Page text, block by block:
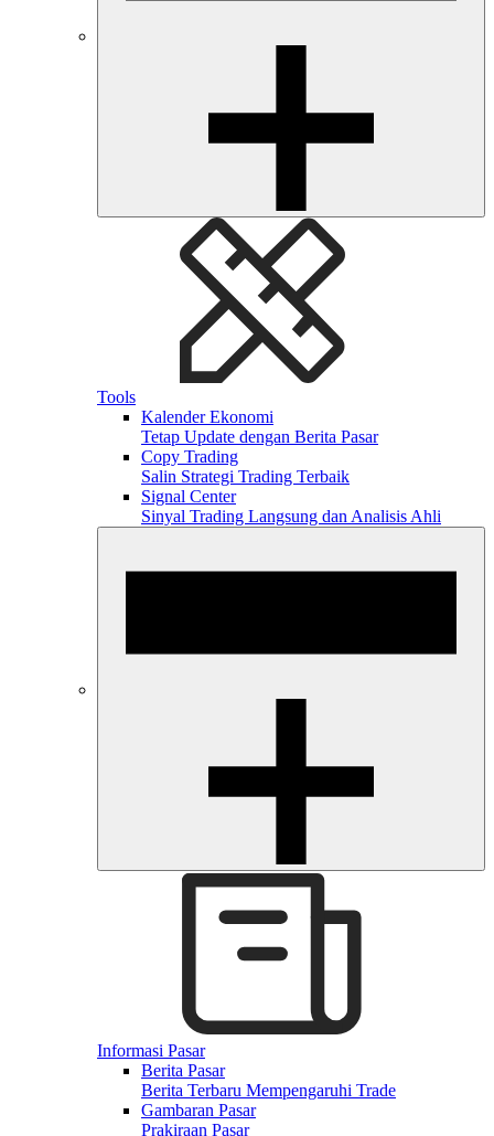
Tools
Kalender Ekonomi
Tetap Update dengan Berita Pasar
Copy Trading
Salin Strategi Trading Terbaik
Signal Center
Sinyal Trading Langsung dan Analisis Ahli
Informasi Pasar
Berita Pasar
Berita Terbaru Mempengaruhi Trade
Gambaran Pasar
Prakiraan Pasar